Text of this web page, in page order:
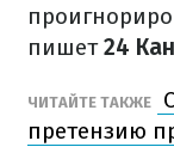
пишет24
ЧИТАЙТЕ ТАКЖЕ
претензию